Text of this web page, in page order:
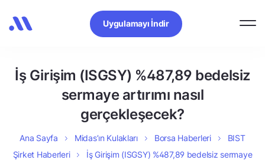
Uygulamayı İndir
İş Girişim (ISGSY) %487,89 bedelsiz
sermaye artırımı nasıl
gerçekleşecek?
Ana Sayfa Midas’ın Kulakları Borsa Haberleri
BIST
Şirket Haberleri
İş Girişim (ISGSY) %487,89 bedelsiz sermaye